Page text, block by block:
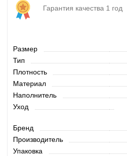
Гарантия качества 1 год
Размер
Тип
Плотность
Материал
Наполнитель
Уход
Бренд
Производитель
Упаковка